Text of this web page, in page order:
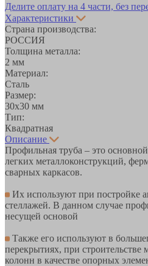
Делите оплату на 4 части, без
Характеристики
Страна производства:
РОССИЯ
Толщина металла:
2 мм
Материал:
Сталь
Размер:
30х30 мм
Тип:
Квадратная
Описание
Профильная труба – это
легких металлоконструкций,
сварных каркасов.
Их используют при постройке
стеллажей. В данном случае
несущей основой
Также его используют в
перекрытиях, при строительстве
колонн в качестве опорных